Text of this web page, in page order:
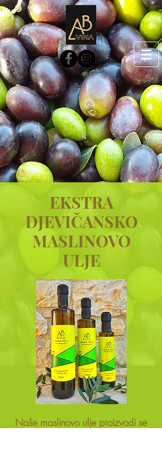
EKSTRA
DJEVIČANSKO
MASLINOVO
ULJE
Naše maslinovo ulje proizvodi se